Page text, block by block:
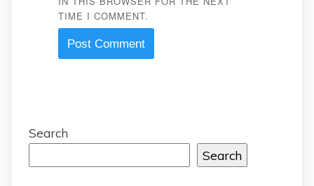
TIME I COMMENT.
Search
Search